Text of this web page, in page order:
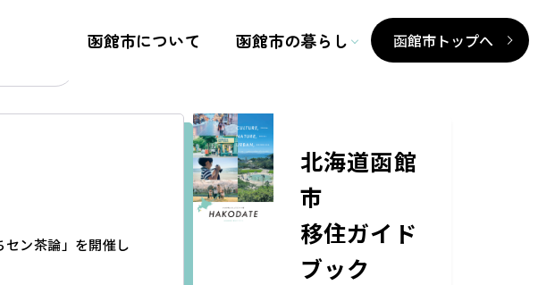
函館市について 函館市の暮らし 函館市トップへ
ン茶論」を開催し
北海道函館
市
移住ガイド
ブック